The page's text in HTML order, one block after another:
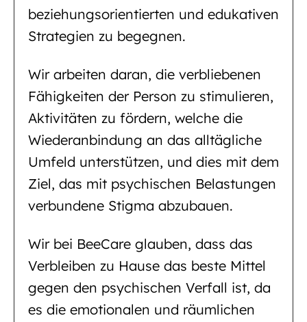
beziehungsorientierten und edukativen
Strategien zu begegnen.
Wir arbeiten daran, die verbliebenen
Fähigkeiten der Person zu stimulieren,
Aktivitäten zu fördern, welche die
Wiederanbindung an das alltägliche
Umfeld unterstützen, und dies mit dem
Ziel, das mit psychischen Belastungen
verbundene Stigma abzubauen.
Wir bei BeeCare glauben, dass das
Verbleiben zu Hause das beste Mittel
gegen den psychischen Verfall ist, da
es die emotionalen und räumlichen